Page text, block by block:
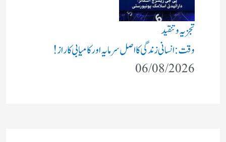
تجزیہ و تنقید
وقت: انسانی زندگی کا اصل سرمایہ اور کامیابی کا راز !
06/08/2026